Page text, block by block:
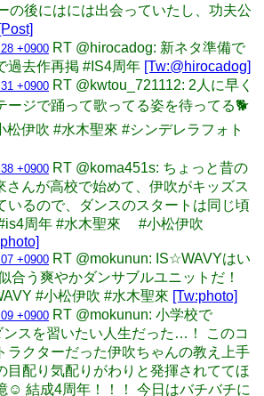
の後にはには出会っていたし、功夫公
[Post]
+0900 RT @hirocadog: 新ネタ準備で
過去作再掲 #IS4周年 [Tw:@hirocadog]
+0900 RT @kwtou_721112: 2人に早く
ージで踊って歌ってる姿を待ってる🐕
松伊吹 #水木聖來 #シンデレラフォト
+0900 RT @koma451s: ちょっと昔の
さんが高校で始めて、伊吹がキッズス
いるので、ダンスのスタートは同じ頃
周年 #水木聖來 #小松伊吹
+0900 RT @mokunun: IS☆WAVYはい
う爽やかダンサブルユニットだ！
#小松伊吹 #水木聖來 [Tw:photo]
+0900 RT @mokunun: 小学校で
ンスを習いたい人生だった…！ このコ
ラクターだった伊吹ちゃんの教え上手
目配り気配りがわりと発揮されててほ
☺️ 結成4周年！！！ 今日はバチバチに